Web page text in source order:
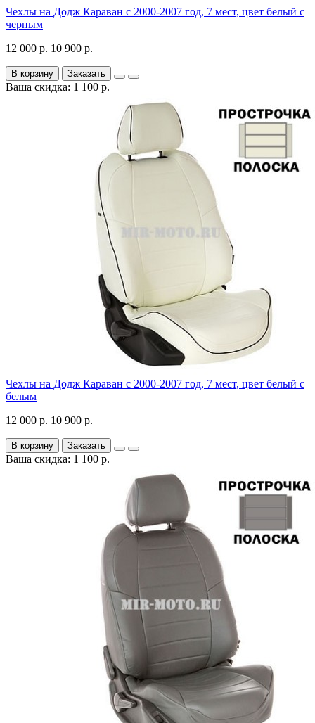
Чехлы на Додж Караван с 2000-2007 год, 7 мест, цвет белый с
черным
12 000 р. 10 900 р.
В корзину Заказать
Ваша скидка: 1 100 р.
Чехлы на Додж Караван с 2000-2007 год, 7 мест, цвет белый с
белым
12 000 р. 10 900 р.
В корзину Заказать
Ваша скидка: 1 100 р.